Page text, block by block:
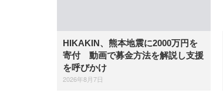
HIKAKIN、熊本地震に2000万円を
寄付 動画で募金方法を解説し支援
を呼びかけ
2026年8月7日